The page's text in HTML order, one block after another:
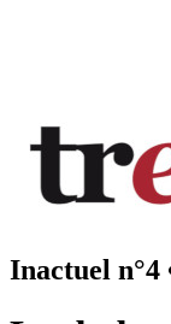
Inactuel n°4